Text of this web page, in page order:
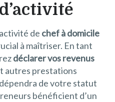
de chef à domicile
à maîtriser. En tant
déclarer vos revenus
autres prestations
de votre statut
bénéficient d’un